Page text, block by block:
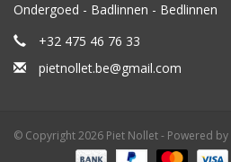
Ondergoed - Badlinnen - Bedlinnen
+32 475 46 76 33
pietnollet.be@gmail.com
© Copyright 2026 Piet Nollet - Powered by